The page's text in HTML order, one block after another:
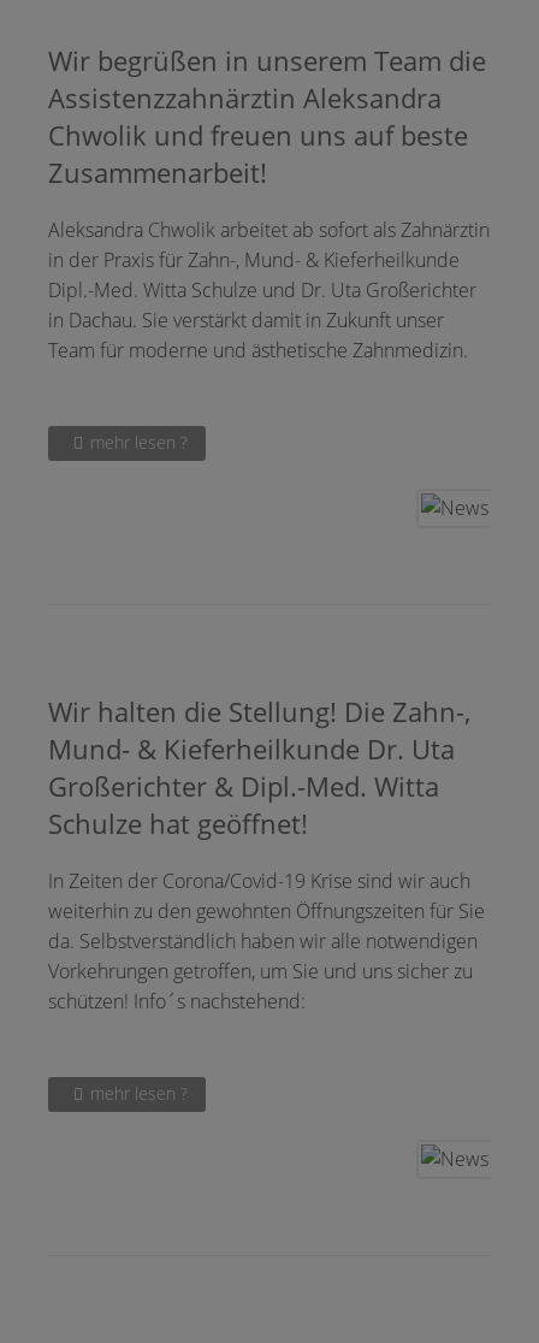
Wir begrüßen in unserem Team die
Assistenzzahnärztin Aleksandra
Chwolik und freuen uns auf beste
Zusammenarbeit!
Aleksandra Chwolik arbeitet ab sofort als Zahnärztin
in der Praxis für Zahn-, Mund- & Kieferheilkunde
Dipl.-Med. Witta Schulze und Dr. Uta Großerichter
in Dachau. Sie verstärkt damit in Zukunft unser
Team für moderne und ästhetische Zahnmedizin.
mehr lesen ?
Wir halten die Stellung! Die Zahn-,
Mund- & Kieferheilkunde Dr. Uta
Großerichter & Dipl.-Med. Witta
Schulze hat geöffnet!
In Zeiten der Corona/Covid-19 Krise sind wir auch
weiterhin zu den gewohnten Öffnungszeiten für Sie
da. Selbstverständlich haben wir alle notwendigen
Vorkehrungen getroffen, um Sie und uns sicher zu
schützen! Info´s nachstehend:
mehr lesen ?